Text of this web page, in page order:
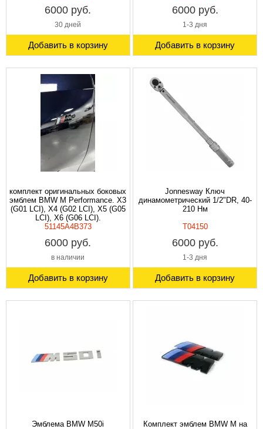
6000 руб.
30 дней
Добавить в корзину
6000 руб.
1-3 дня
Добавить в корзину
комплект оригинальных боковых
эмблем BMW M Performance. X3
(G01 LCI), X4 (G02 LCI), X5 (G05
LCI), X6 (G06 LCI).
51145A4B373
6000 руб.
в наличии
Добавить в корзину
Jonnesway Ключ
динамометрический 1/2"DR, 40-
210 Нм
T04150
6000 руб.
1-3 дня
Добавить в корзину
Эмблема BMW M50i
Комплект эмблем BMW M на